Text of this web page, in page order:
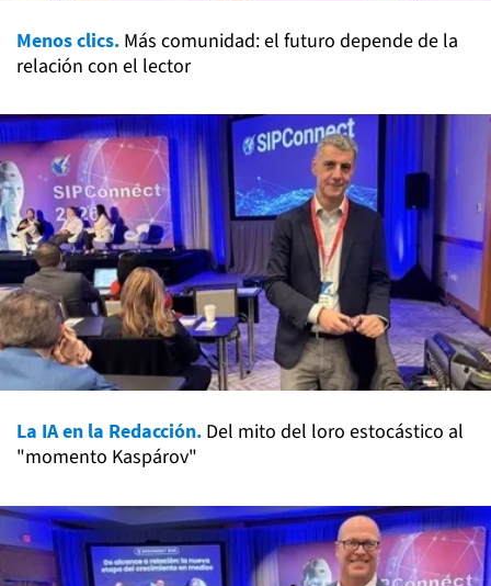
Menos clics. Más comunidad: el futuro depende de la
relación con el lector
La IA en la Redacción. Del mito del loro estocástico al
"momento Kaspárov"